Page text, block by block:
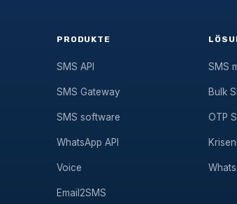
PRODUKTE
SMS API
SMS Gateway
SMS software
WhatsApp API
Voice
Email2SMS
SMS
Bulk
OTP